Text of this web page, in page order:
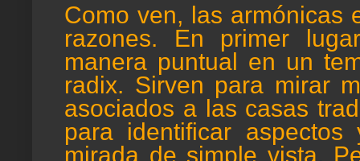
Como ven, las armónicas
razones. En primer
manera puntual en un
radix. Sirven para mirar
asociados a las casas
para identificar
mirada de simple vista.